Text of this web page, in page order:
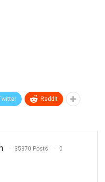
ReddIt
35370 Posts 0